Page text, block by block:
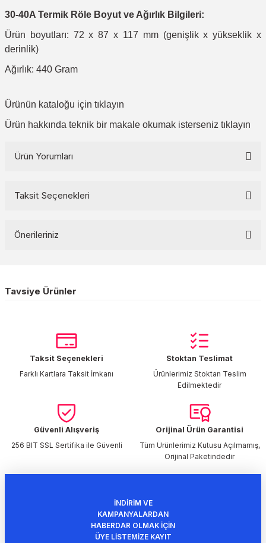
30-40A Termik Röle Boyut ve Ağırlık Bilgileri:
Ürün boyutları: 72 x 87 x 117 mm (genişlik x yükseklik x
derinlik)
Ağırlık: 440 Gram
Ürünün kataloğu için tıklayın
Ürün hakkında teknik bir makale okumak isterseniz tıklayın
Ürün Yorumları
Taksit Seçenekleri
Önerileriniz
konularda yetersiz gördüğünüz noktaları öneri formunu kullanarak
tarafımıza iletebilirsiniz.
Ürün resmi kalitesiz, bozuk veya görüntülenemiyor.
Ürün açıklamasında eksik bilgiler bulunuyor.
Ürün bilgilerinde hatalar bulunuyor.
Bu ürüne benzer farklı alternatifler olmalı.
Tavsiye Ürünler
40 Amper Kontaktör, 220V AC, Trifaze, 925923
%65 indirim
Sepete Ekle
Taksit Seçenekleri
Farklı Kartlara Taksit İmkanı
Stoktan Teslimat
Ürünlerimiz Stoktan Teslim
Edilmektedir
Güvenli Alışveriş
256 BIT SSL Sertifika ile Güvenli
Orijinal Ürün Garantisi
Tüm Ürünlerimiz Kutusu Açılmamış,
Orijinal Paketindedir
İNDİRİM VE
KAMPANYALARDAN
HABERDAR OLMAK İÇİN
ÜYE LİSTEMİZE KAYIT